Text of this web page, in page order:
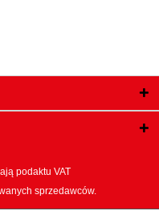
podaktu VAT
sprzedawców.